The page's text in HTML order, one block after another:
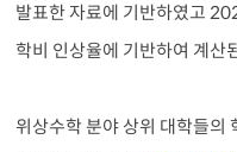
발표한 자료에 기반하였고
학비 인상율에 기반하여 계산
위상수학 분야 상위 대학들의